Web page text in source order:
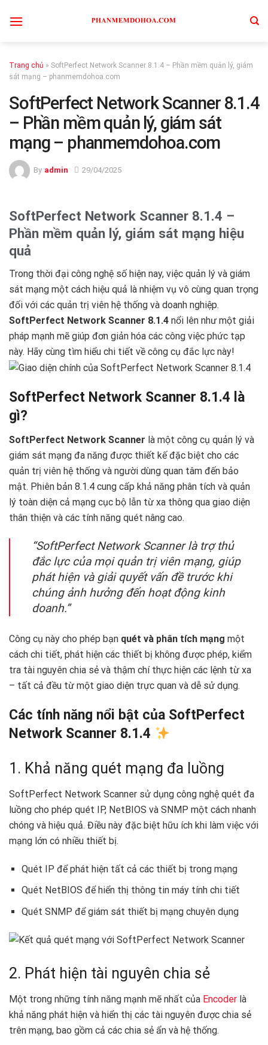
Trang chủ » SoftPerfect Network Scanner 8.1.4 – Phần mềm quản lý, giám
sát mạng – phanmemdohoa.com
SoftPerfect Network Scanner 8.1.4
– Phần mềm quản lý, giám sát
mạng – phanmemdohoa.com
By admin 29/04/2025
SoftPerfect Network Scanner 8.1.4 –
Phần mềm quản lý, giám sát mạng hiệu
quả
Trong thời đại công nghệ số hiện nay, việc quản lý và giám
sát mạng một cách hiệu quả là nhiệm vụ vô cùng quan trọng
đối với các quản trị viên hệ thống và doanh nghiệp.
SoftPerfect Network Scanner 8.1.4 nổi lên như một giải
pháp mạnh mẽ giúp đơn giản hóa các công việc phức tạp
này. Hãy cùng tìm hiểu chi tiết về công cụ đắc lực này!
SoftPerfect Network Scanner 8.1.4 là
gì?
SoftPerfect Network Scanner là một công cụ quản lý và
giám sát mạng đa năng được thiết kế đặc biệt cho các
quản trị viên hệ thống và người dùng quan tâm đến bảo
mật. Phiên bản 8.1.4 cung cấp khả năng phân tích và quản
lý toàn diện cả mạng cục bộ lẫn từ xa thông qua giao diện
thân thiện và các tính năng quét nâng cao.
“SoftPerfect Network Scanner là trợ thủ
đắc lực của mọi quản trị viên mạng, giúp
phát hiện và giải quyết vấn đề trước khi
chúng ảnh hưởng đến hoạt động kinh
doanh.”
Công cụ này cho phép bạn quét và phân tích mạng một
cách chi tiết, phát hiện các thiết bị không được phép, kiểm
tra tài nguyên chia sẻ và thậm chí thực hiện các lệnh từ xa
– tất cả đều từ một giao diện trực quan và dễ sử dụng.
Các tính năng nổi bật của SoftPerfect
Network Scanner 8.1.4
1. Khả năng quét mạng đa luồng
SoftPerfect Network Scanner sử dụng công nghệ quét đa
luồng cho phép quét IP, NetBIOS và SNMP một cách nhanh
chóng và hiệu quả. Điều này đặc biệt hữu ích khi làm việc với
mạng lớn có nhiều thiết bị.
Quét IP để phát hiện tất cả các thiết bị trong mạng
Quét NetBIOS để hiển thị thông tin máy tính chi tiết
Quét SNMP để giám sát thiết bị mạng chuyên dụng
2. Phát hiện tài nguyên chia sẻ
Một trong những tính năng mạnh mẽ nhất của Encoder là
khả năng phát hiện và hiển thị các tài nguyên được chia sẻ
trên mạng, bao gồm cả các chia sẻ ẩn và hệ thống.